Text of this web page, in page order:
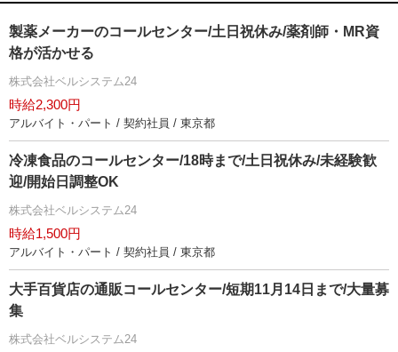
製薬メーカーのコールセンター/土日祝休み/薬剤師・MR資
格が活かせる
株式会社ベルシステム24
時給2,300円
アルバイト・パート / 契約社員 / 東京都
冷凍食品のコールセンター/18時まで/土日祝休み/未経験歓
迎/開始日調整OK
株式会社ベルシステム24
時給1,500円
アルバイト・パート / 契約社員 / 東京都
大手百貨店の通販コールセンター/短期11月14日まで/大量募
集
株式会社ベルシステム24